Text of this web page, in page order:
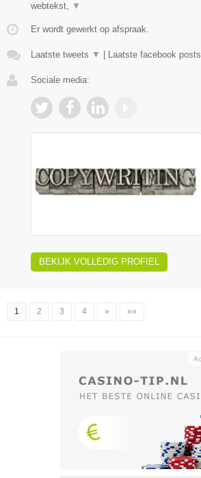
webtekst, ▼
Er wordt gewerkt op afspraak.
Laatste tweets ▼ Laatste facebook posts
Sociale media:
BEKIJK VOLLEDIG PROFIEL
1 2 3 4 » »»